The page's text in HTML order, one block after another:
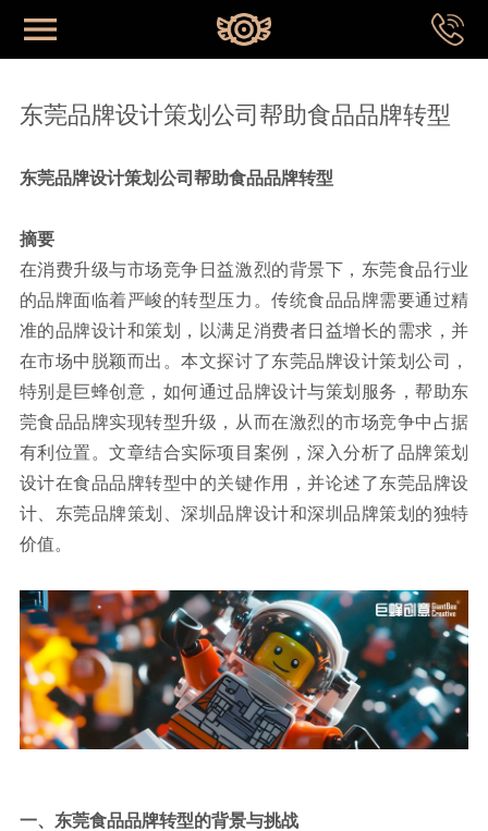
首页
关于我们
成功案例
品牌系统
专业视野
联系方式
东莞品牌设计策划公司帮助食品品牌转型
东莞品牌设计策划公司帮助食品品牌转型
摘要
在消费升级与市场竞争日益激烈的背景下，东莞食品行业
的品牌面临着严峻的转型压力。传统食品品牌需要通过精
准的品牌设计和策划，以满足消费者日益增长的需求，并
在市场中脱颖而出。本文探讨了东莞品牌设计策划公司，
特别是巨蜂创意，如何通过品牌设计与策划服务，帮助东
莞食品品牌实现转型升级，从而在激烈的市场竞争中占据
有利位置。文章结合实际项目案例，深入分析了品牌策划
设计在食品品牌转型中的关键作用，并论述了东莞品牌设
计、东莞品牌策划、深圳品牌设计和深圳品牌策划的独特
价值。
一、东莞食品品牌转型的背景与挑战